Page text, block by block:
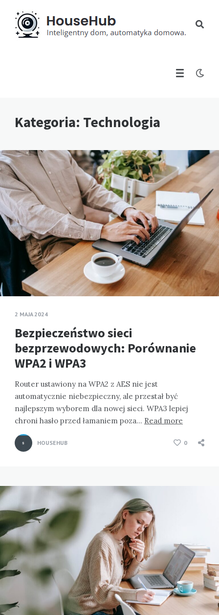
Kategoria: Technologia
2 MAJA 2024
Bezpieczeństwo sieci
bezprzewodowych: Porównanie
WPA2 i WPA3
Router ustawiony na WPA2 z AES nie jest
automatycznie niebezpieczny, ale przestał być
najlepszym wyborem dla nowej sieci. WPA3 lepiej
chroni hasło przed łamaniem poza… Read more
HOUSEHUB 0